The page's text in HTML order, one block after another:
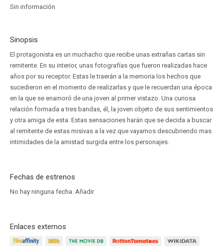
Sin información
Sinopsis
El protagonista es un muchacho que recibe unas extrañas cartas sin
remitente. En su interior, unas fotografías que fueron realizadas hace
años por su receptor. Estas le traerán a la memoria los hechos que
sucedieron en el momento de realizarlas y que le recuerdan una época
en la que se enamoró de una joven al primer vistazo. Una curiosa
relación formada a tres bandas, él, la joven objeto de sus sentimientos
y otra amiga de esta. Estas sensaciones harán que se decida a buscar
al remitente de estas misivas a la vez que vayamos descubriendo mas
intimidades de la amistad surgida entre los personajes.
Fechas de estrenos
No hay ninguna fecha. Añadir
Enlaces externos